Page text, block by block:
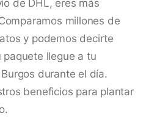
de DHL, eres más
millones de
y podemos decirte
llegue a tu
durante el día.
beneficios para plantar